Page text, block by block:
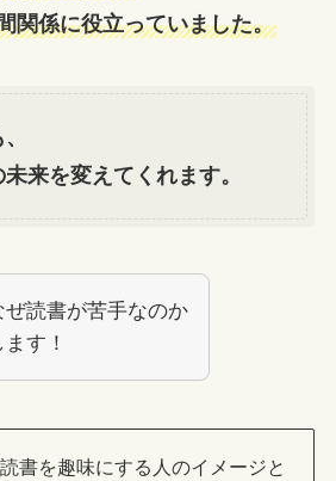
関係に役立っていました。
来を変えてくれます。
ぜ読書が苦手なのか
す！
読書を趣味にする人のイメージと